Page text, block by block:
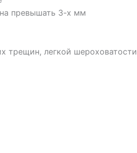
превышать 3-х мм
трещин, легкой шероховатости